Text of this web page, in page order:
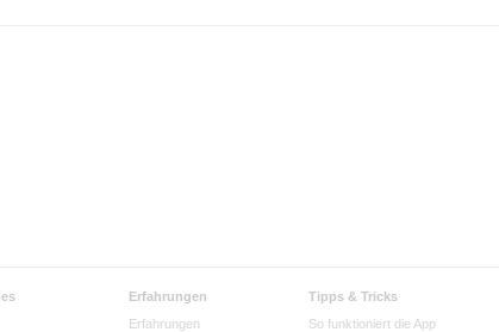
Erfahrungen
Erfahrungen
Tipps & Tricks
So funktioniert die App